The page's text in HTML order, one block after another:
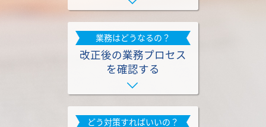
業務はどうなるの？
改正後の業務プロセス
を確認する
どう対策すればいいの？